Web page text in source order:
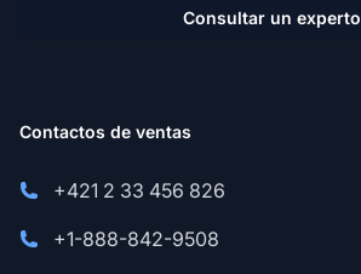
Consultar un experto
Contactos de ventas
+421 2 33 456 826
+1-888-842-9508